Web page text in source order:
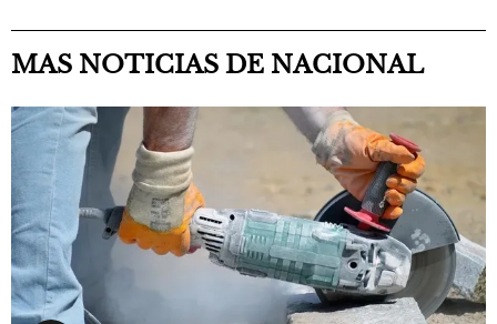
MAS NOTICIAS DE NACIONAL